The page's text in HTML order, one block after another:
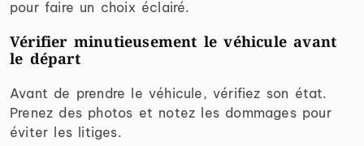
pour faire un choix éclairé.
Vérifier minutieusement le véhicule avant
le départ
Avant de prendre le véhicule, vérifiez son état.
Prenez des photos et notez les dommages pour
éviter les litiges.